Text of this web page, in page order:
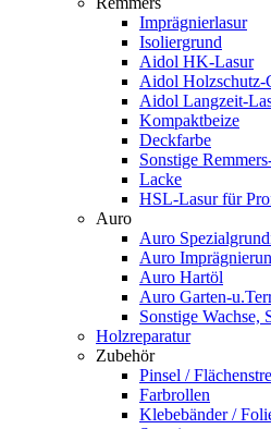
Imprägnierlasur
Isoliergrund
Aidol HK-Lasur
Aidol Holzschutz-
Aidol Langzeit-
Kompaktbeize
Deckfarbe
Sonstige
Lacke
HSL-Lasur für
Auro
Auro
Auro
Auro Hartöl
Auro Garten-
Sonstige Wachse,
Holzreparatur
Zubehör
Pinsel /
Farbrollen
Klebebänder /